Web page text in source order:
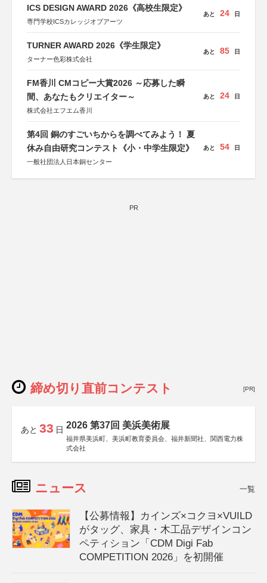
ICS DESIGN AWARD 2026《高校生限定》
専門学校ICSカレッジオブアーツ
あと 24 日
TURNER AWARD 2026《学生限定》
ターナー色彩株式会社
あと 85 日
FM香川 CMコピー大賞2026 ～応募した瞬
間、あなたもクリエイター～
株式会社エフエム香川
あと 24 日
第4回 銅のすごいちからを調べてみよう！ 夏
休み自由研究コンテスト《小・中学生限定》
一般社団法人日本銅センター
あと 54 日
PR
締め切り直前コンテスト [PR]
あと 33 日 2026 第37回 美浜美術展
福井県美浜町、美浜町教育委員会、福井新聞社、関西電力株
式会社
ニュース 一覧
【公募情報】カインズ×コクヨ×VUILD
がタッグ、家具・木工品デザインコン
ペティション「CDM Digi Fab
COMPETITION 2026」を初開催